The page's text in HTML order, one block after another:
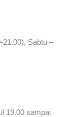
21.00), Sabtu –
19.00 sampai